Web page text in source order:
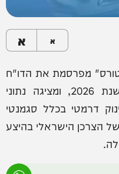
א א
מפרסמת את הדו"ח
המסכם של החציון הראשון לשנת 2026, ומציגה נתוני
דרמטי בכלל סגמנטי
הצרכן הישראלי בהיצע